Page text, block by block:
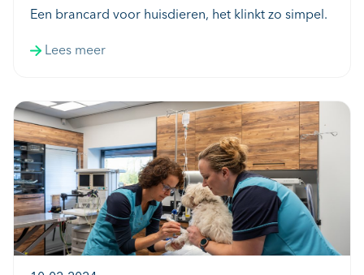
Een brancard voor huisdieren, het klinkt zo simpel.
Lees meer